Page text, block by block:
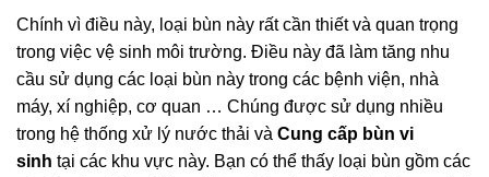
Chính vì điều này, loại bùn này rất cần thiết và quan trọng
trong việc vệ sinh môi trường. Điều này đã làm tăng nhu
cầu sử dụng các loại bùn này trong các bệnh viện, nhà
máy, xí nghiệp, cơ quan … Chúng được sử dụng nhiều
trong hệ thống xử lý nước thải và Cung cấp bùn vi
sinh tại các khu vực này. Bạn có thể thấy loại bùn gồm các